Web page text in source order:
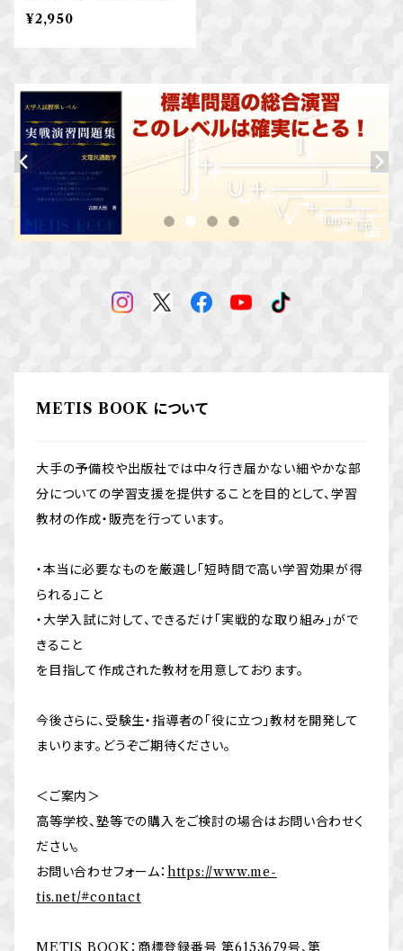
カード
¥2,950
METIS BOOK について
大手の予備校や出版社では中々行き届かない細やかな部
分についての学習支援を提供することを目的として、学習
教材の作成・販売を行っています。
・本当に必要なものを厳選し「短時間で高い学習効果が得
られる」こと
・大学入試に対して、できるだけ「実戦的な取り組み」がで
きること
を目指して作成された教材を用意しております。
今後さらに、受験生・指導者の「役に立つ」教材を開発して
まいります。どうぞご期待ください。
＜ご案内＞
高等学校、塾等での購入をご検討の場合はお問い合わせく
ださい。
お問い合わせフォーム： https://www.me-
tis.net/#contact
METIS BOOK：商標登録番号 第6153679号、第